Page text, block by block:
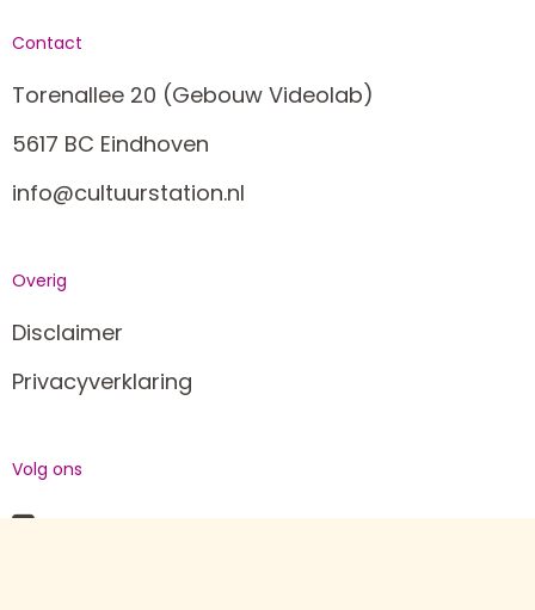
Contact
Torenallee 20 (Gebouw Videolab)
5617 BC Eindhoven
info@cultuurstation.nl
Overig
Disclaimer
Privacyverklaring
Volg ons